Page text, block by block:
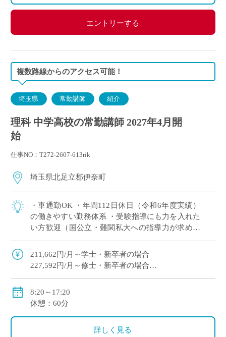
エントリーする
複数路線からのアクセス可能！
埼玉県 常勤講師 紹介
理科 中学高校の常勤講師 2027年4月開
始
仕事NO：T272-2607-613rik
埼玉県北足立郡伊奈町
・車通勤OK ・年間112日休⽇（令和6年度実績）
の働きやすい勤務体系 ・受験指導にも力を入れた
い方歓迎（国公立・難関私大への指導力が求めら
211,662円/月～学士・新卒者の場合
227,592円/月～修士・新卒者の場合
●その他手当：扶養手当・職務手当・役職手当
●保険等：私学共済、労災保険、雇用保険
8:20～17:20
休憩：60分
詳しく見る